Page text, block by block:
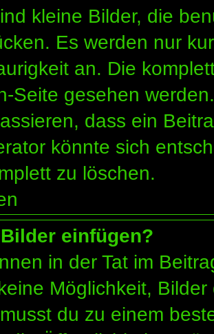
kleine Bilder, die
Es werden nur
an. Die
Seite gesehen
dass ein
könnte sich
zu löschen.
einfügen?
in der Tat im
Möglichkeit,
du zu einem